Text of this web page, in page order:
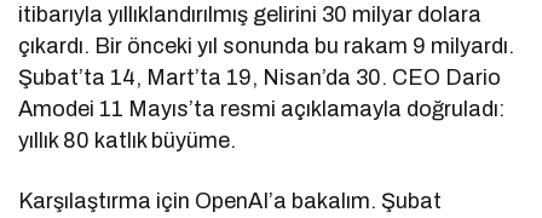
itibarıyla yıllıklandırılmış gelirini 30 milyar dolara
çıkardı. Bir önceki yıl sonunda bu rakam 9 milyardı.
Şubat’ta 14, Mart’ta 19, Nisan’da 30. CEO Dario
Amodei 11 Mayıs’ta resmi açıklamayla doğruladı:
yıllık 80 katlık büyüme.
Karşılaştırma için OpenAI’a bakalım. Şubat